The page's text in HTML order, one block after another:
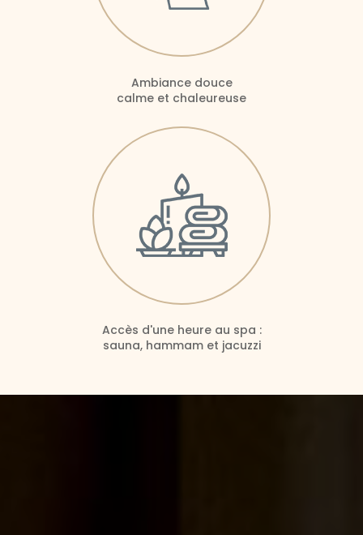
Ambiance douce
calme et chaleureuse
Accès d'une heure au spa :
sauna, hammam et jacuzzi